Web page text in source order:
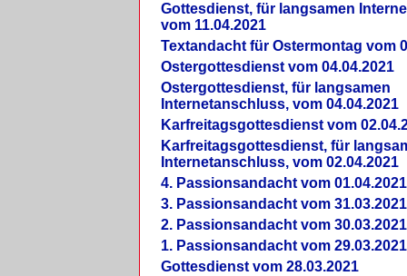
Gottesdienst, für langsamen
vom 11.04.2021
Textandacht für Ostermontag vom
Ostergottesdienst vom 04.04.2021
Ostergottesdienst, für langsamen
Internetanschluss, vom 04.04.2021
Karfreitagsgottesdienst vom
Karfreitagsgottesdienst, für
Internetanschluss, vom 02.04.2021
4. Passionsandacht vom 01.04.2021
3. Passionsandacht vom 31.03.2021
2. Passionsandacht vom 30.03.2021
1. Passionsandacht vom 29.03.2021
Gottesdienst vom 28.03.2021